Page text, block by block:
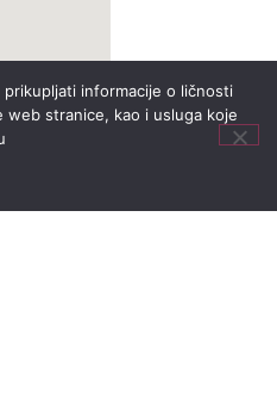
informacije o ličnosti
web stranice, kao i usluga koje